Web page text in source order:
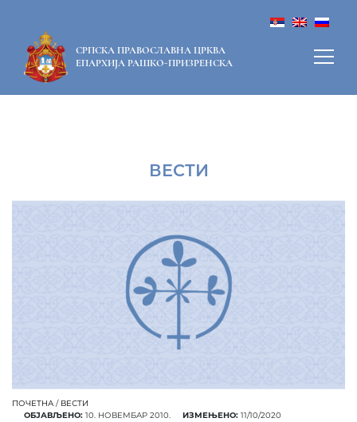
СРПСКА ПРАВОСЛАВНА ЦРКВА
ЕПАРХИЈА РАШКО-ПРИЗРЕНСКА
ВЕСТИ
ПОЧЕТНА / ВЕСТИ
ОБЈАВЉЕНО: 10. НОВЕМБАР 2010. ИЗМЕЊЕНО: 11/10/2020